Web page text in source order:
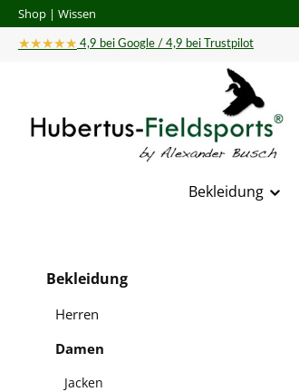
Hauptinhalt springen
Zur Suche springen
Zur Hauptnavigation springen
Shop | Wissen
★★★★★ 4,9 bei Google / 4,9 bei Trustpilot
Bekleidung
Bekleidung
Herren
Damen
Jacken